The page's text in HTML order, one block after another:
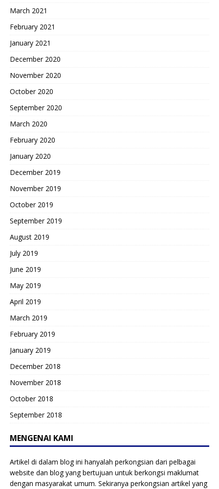
March 2021
February 2021
January 2021
December 2020
November 2020
October 2020
September 2020
March 2020
February 2020
January 2020
December 2019
November 2019
October 2019
September 2019
August 2019
July 2019
June 2019
May 2019
April 2019
March 2019
February 2019
January 2019
December 2018
November 2018
October 2018
September 2018
MENGENAI KAMI
Artikel di dalam blog ini hanyalah perkongsian dari pelbagai
website dan blog yang bertujuan untuk berkongsi maklumat
dengan masyarakat umum. Sekiranya perkongsian artikel yang